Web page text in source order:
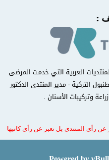
:
العربية التي خدمت المرضى
التركية - مدير المنتدى الدكتور
وتركيبات الأسنان .
رأي المنتدى بل تعبر عن رأي كاتبها